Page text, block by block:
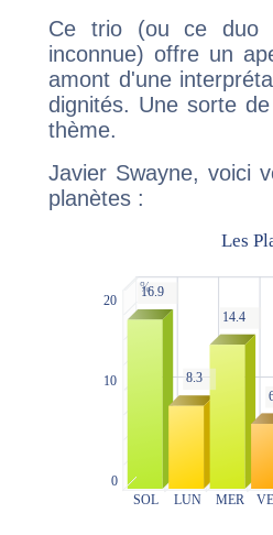
Ce trio (ou ce duo
inconnue) offre un
amont d'une
dignités. Une sorte
thème.
Javier Swayne, voici
planètes :